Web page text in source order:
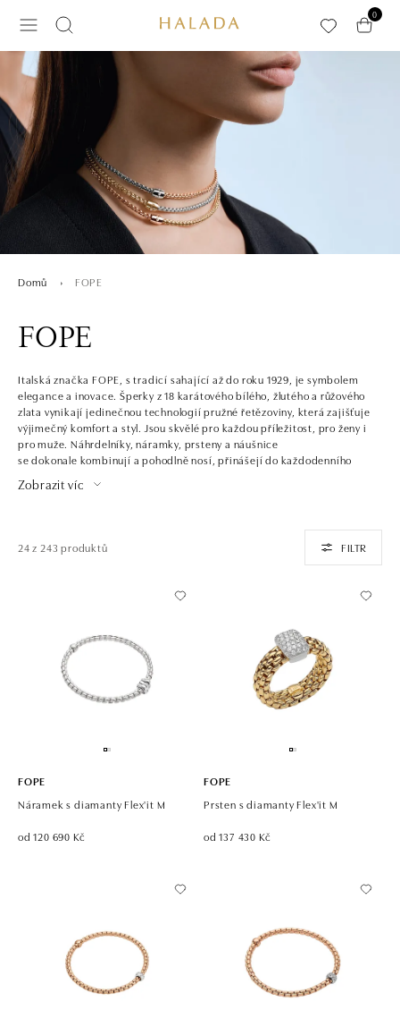
0
Domů FOPE
FOPE
Italská značka FOPE, s tradicí sahající až do roku 1929, je symbolem
elegance a inovace. Šperky z 18 karátového bílého, žlutého a růžového
zlata vynikají jedinečnou technologií pružné řetězoviny, která zajišťuje
výjimečný komfort a styl. Jsou skvělé pro každou příležitost, pro ženy i
pro muže. Náhrdelníky, náramky, prsteny a náušnice
se dokonale kombinují a pohodlně nosí, přinášejí do každodenního
Zobrazit víc
24 z 243 produktů FILTR
FOPE
Náramek s diamanty Flex'it M
od 120 690 Kč
FOPE
Prsten s diamanty Flex'it M
od 137 430 Kč